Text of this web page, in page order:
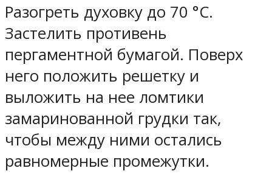
Разогреть духовку до 70 °C.
Застелить противень
пергаментной бумагой. Поверх
него положить решетку и
выложить на нее ломтики
замаринованной грудки так,
чтобы между ними остались
равномерные промежутки.